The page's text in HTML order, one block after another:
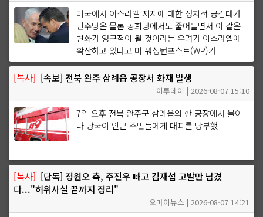
미국에서 이스라엘 지지에 대한 정치적 공감대가
민주당은 물론 공화당에서도 줄어들면서 이 같은
변화가 영구적이 될 것이라는 우려가 이스라엘에
확산하고 있다고 미 워싱턴포스트(WP)가
[복사] [속보] 전북 완주 삼례읍 공장서 화재 발생
이투데이 | 2026-08-07 15:10
7일 오후 전북 완주군 삼례읍의 한 공장에서 불이
나 당국이 인근 주민들에게 대피를 당부했
[복사] [단독] 정원오 측, 주진우 빼고 김재섭 고발만 남겼
다..."허위사실 끝까지 정리"
오마이뉴스 | 2026-08-07 14:21